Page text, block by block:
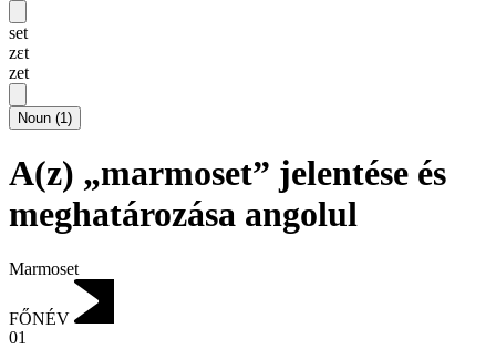
set
zɛt
zet
Noun (1)
A(z) „marmoset” jelentése és
meghatározása angolul
Marmoset
FŐNÉV
01